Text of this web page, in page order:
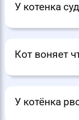
У котенка
Кот воняет
У котёнка